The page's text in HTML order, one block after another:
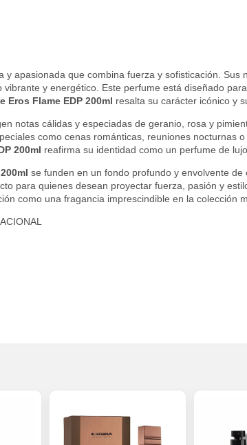
y apasionada que combina fuerza y sofisticación.
y energético. Este perfume está diseñado
Eros Flame EDP 200ml resalta su carácter icónico y
notas cálidas y especiadas de geranio, rosa y
como cenas románticas, reuniones nocturnas
200ml reafirma su identidad como un perfume de
se funden en un fondo profundo y envolvente
para quienes desean proyectar fuerza, pasión y
como una fragancia imprescindible en la colección